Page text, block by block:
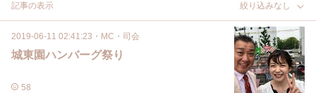
記事の表示 絞り込みなし
2019-06-11 02:41:23 ・ MC・司会
城東園ハンバーグ祭り
58